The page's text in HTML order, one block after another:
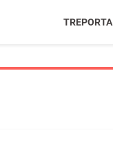
TREPORTA